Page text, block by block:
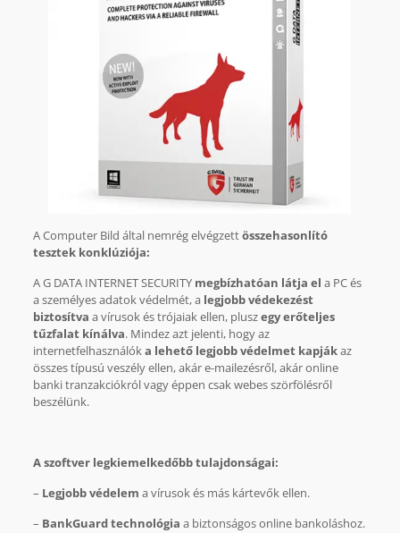
A Computer Bild által nemrég elvégzettösszehasonlító
tesztek konklúziója:
A G DATA INTERNET SECURITY megbízhatóan látja el a PC és
a személyes adatok védelmét, alegjobb védekezést
biztosítva a vírusok és trójaiak ellen, pluszegy erőteljes
tűzfalat kínálva. Mindez azt jelenti, hogy az
internetfelhasználóka lehető legjobb védelmet kapjákaz
összes típusú veszély ellen, akár e-mailezésről, akár online
banki tranzakciókról vagy éppen csak webes szörfölésről
beszélünk.
A szoftver legkiemelkedőbb tulajdonságai:
– Legjobb védelem a vírusok és más kártevők ellen.
– BankGuard technológia a biztonságos online bankoláshoz.